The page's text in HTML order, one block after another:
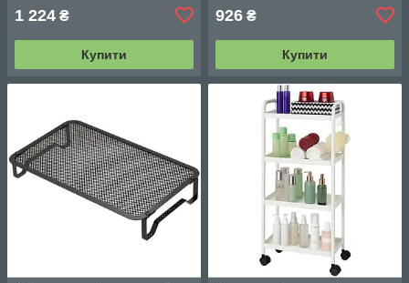
1 224 ₴
Купити
926 ₴
Купити